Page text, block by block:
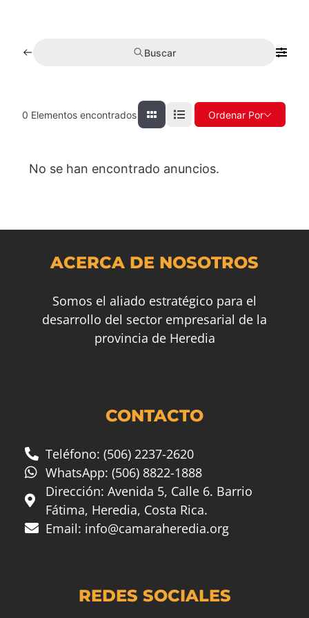
Buscar
0 Elementos encontrados Ordenar Por
No se han encontrado anuncios.
ACERCA DE NOSOTROS
Somos el aliado estratégico para el
desarrollo del sector empresarial de la
provincia de Heredia
CONTACTO
Teléfono: (506) 2237-2620
WhatsApp: (506) 8822-1888
Dirección: Avenida 5, Calle 6. Barrio
Fátima, Heredia, Costa Rica.
Email: info@camaraheredia.org
REDES SOCIALES